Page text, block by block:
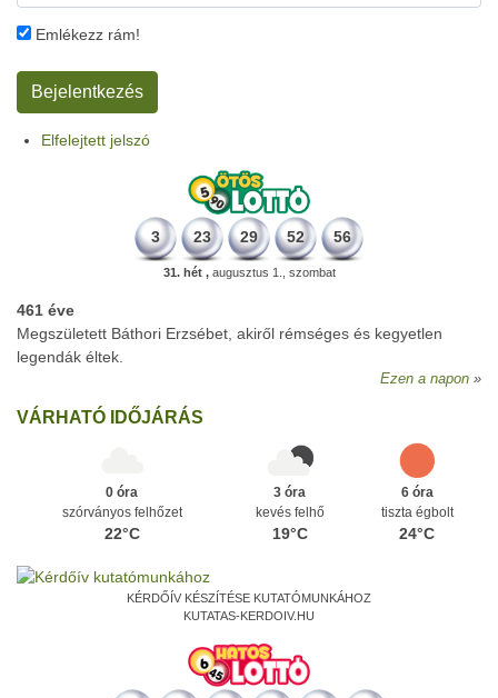
Emlékezz rám!
Elfelejtett jelszó
3 23 29 52 56
31. hét ,augusztus 1., szombat
461 éve
Megszületett Báthori Erzsébet, akiről rémséges és kegyetlen
legendák éltek.
Ezen a napon
VÁRHATÓ IDŐJÁRÁS
0 óra
szórványos felhőzet
22°C
3 óra
kevés felhő
19°C
6 óra
tiszta égbolt
24°C
KÉRDŐÍV KÉSZÍTÉSE KUTATÓMUNKÁHOZ
KUTATAS-KERDOIV.HU